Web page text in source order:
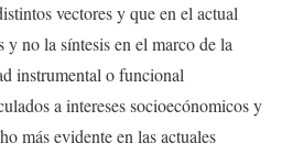
vectores y que en el actual
no la síntesis en el marco de la
instrumental o funcional
a intereses socioecónomicos y
más evidente en las actuales